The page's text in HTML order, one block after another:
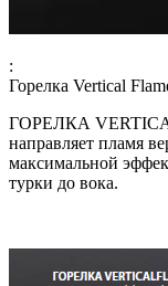
:
Горелка Vertical
ГОРЕЛКА
направляет пламя
максимальной
турки до вока.